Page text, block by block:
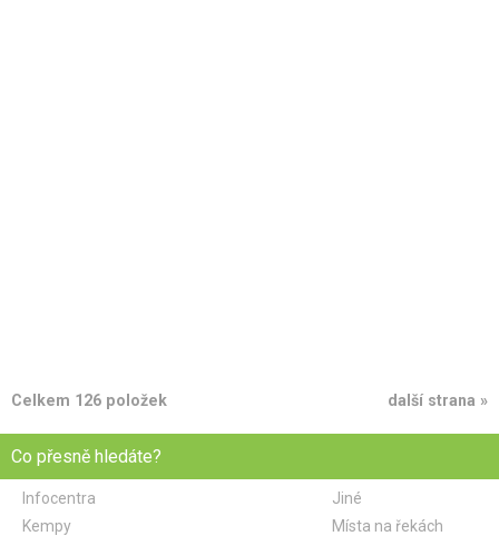
Celkem 126 položek další strana »
Co přesně hledáte?
Infocentra
Jiné
Kempy
Místa na řekách